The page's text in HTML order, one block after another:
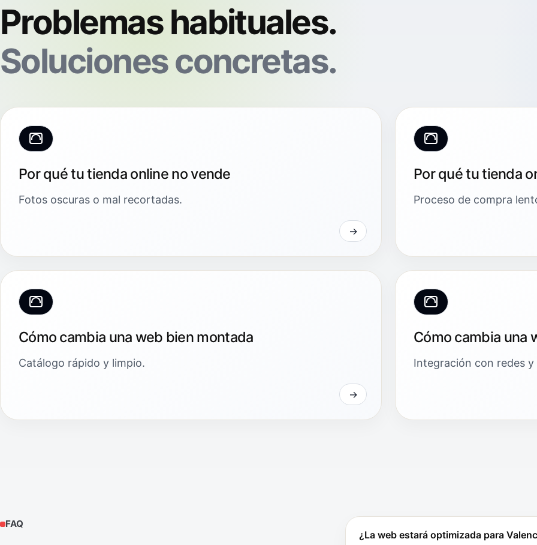
Problemas habituales.
Soluciones concretas.
Por qué tu tienda online no vende
Fotos oscuras o mal recortadas.
Por qué tu tienda
Proceso de compra
Cómo cambia una web bien montada
Catálogo rápido y limpio.
Cómo cambia una
Integración con redes y
FAQ
¿La web estará optimizada para